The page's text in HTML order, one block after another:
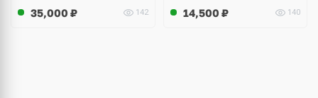
35,000 ₽ 142 14,500 ₽ 140